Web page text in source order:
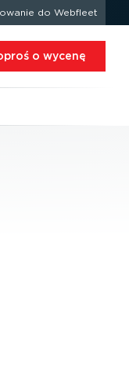
do Webfleet
o wycenę